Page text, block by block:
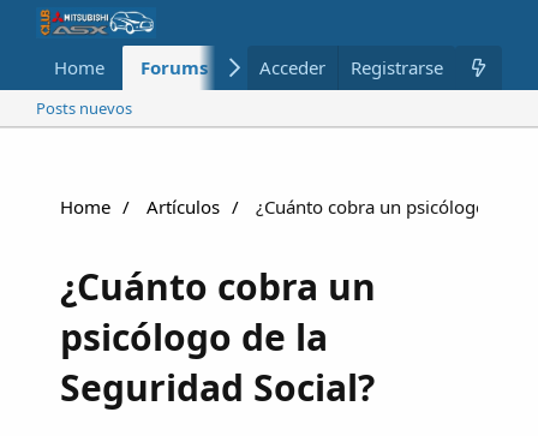
Home Forums Nuevo Miembros
Acceder Registrarse
Posts nuevos
Home Artículos ¿Cuánto cobra un psicólogo de la
¿Cuánto cobra un
psicólogo de la
Seguridad Social?